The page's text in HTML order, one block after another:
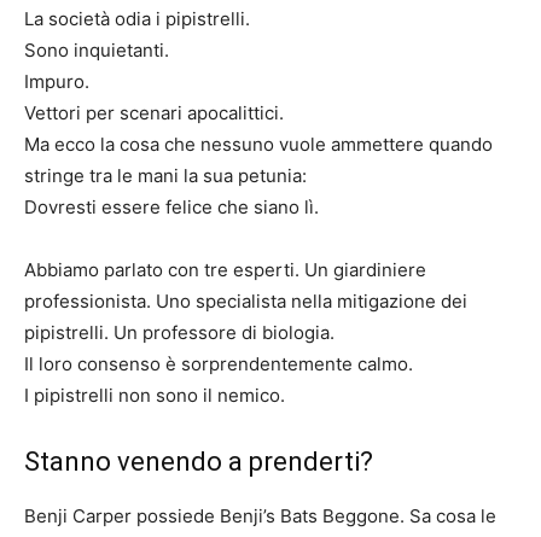
La società odia i pipistrelli.
Sono inquietanti.
Impuro.
Vettori per scenari apocalittici.
Ma ecco la cosa che nessuno vuole ammettere quando
stringe tra le mani la sua petunia:
Dovresti essere felice che siano lì.
Abbiamo parlato con tre esperti. Un giardiniere
professionista. Uno specialista nella mitigazione dei
pipistrelli. Un professore di biologia.
Il loro consenso è sorprendentemente calmo.
I pipistrelli non sono il nemico.
Stanno venendo a prenderti?
Benji Carper possiede Benji’s Bats Beggone. Sa cosa le